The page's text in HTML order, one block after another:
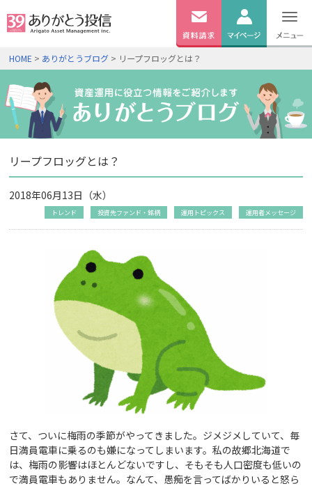
無料資料
請求
HOME > ありがとうブログ > リープフロッグとは？
リープフロッグとは？
2018年06月13日（水）
トレンド 投資先ファンド・銘柄 運用トピックス 運用者メッセージ
さて、ついに梅雨の季節がやってきました。ジメジメしていて、毎
日満員電車に乗るのも嫌になってしまいます。私の故郷北海道で
は、梅雨の影響はほとんどないですし、そもそも人口密度も低いの
で満員電車もありません。なんて、愚痴を言ってばかりいると怒ら